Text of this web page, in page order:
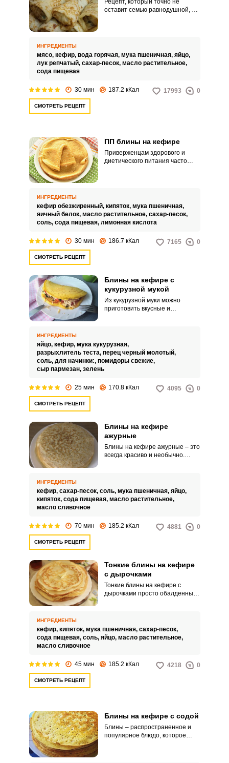
Рецепт, который точно не
оставит семью равнодушной, –
скоростью света, поэтому
заранее подготовьтесь к такому
развитию событий и запаситесь
ИНГРЕДИЕНТЫ
мясо, кефир, вода горячая, мука пшеничная, яйцо,
лук репчатый, сахар-песок, масло растительное,
сода пищевая
30 мин 187.2 кКал 17993 0
СМОТРЕТЬ РЕЦЕПТ
ПП блины на кефире
Приверженцам здорового и
диетического питания часто
организму и фигуре и при этом
порадуют нежностью и
ароматностью.
ИНГРЕДИЕНТЫ
кефир обезжиренный, кипяток, мука пшеничная,
яичный белок, масло растительное, сахар-песок,
соль, сода пищевая, лимонная кислота
30 мин 186.7 кКал 7165 0
СМОТРЕТЬ РЕЦЕПТ
Блины на кефире с
кукурузной мукой
Из кукурузной муки можно
приготовить вкусные и
содержать глютена.
ИНГРЕДИЕНТЫ
яйцо, кефир, мука кукурузная,
разрыхлитель теста, перец черный молотый,
соль, для начинки:, помидоры свежие,
сыр пармезан, зелень
25 мин 170.8 кКал 4095 0
СМОТРЕТЬ РЕЦЕПТ
Блины на кефире
ажурные
Блины на кефире ажурные – это
всегда красиво и необычно.
составляющей блинного теста
должен быть кипяток.
ИНГРЕДИЕНТЫ
кефир, сахар-песок, соль, мука пшеничная, яйцо,
кипяток, сода пищевая, масло растительное,
масло сливочное
70 мин 185.2 кКал 4881 0
СМОТРЕТЬ РЕЦЕПТ
Тонкие блины на кефире
с дырочками
Тонкие блины на кефире с
дырочками просто обалденный!
можно приготовить и на кефире.
ИНГРЕДИЕНТЫ
кефир, кипяток, мука пшеничная, сахар-песок,
сода пищевая, соль, яйцо, масло растительное,
масло сливочное
45 мин 185.2 кКал 4218 0
СМОТРЕТЬ РЕЦЕПТ
Блины на кефире с содой
Блины – распространенное и
популярное блюдо, которое
Запомнить меня
ЕЩЕ НЕ ЗАРЕГИСТРИРОВАННЫ?
Забыли пароль?